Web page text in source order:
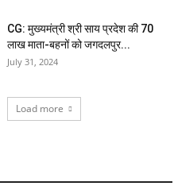
CG: मुख्यमंत्री श्री साय प्रदेश की 70
लाख माता-बहनों को जगदलपुर...
July 31, 2024
Load more